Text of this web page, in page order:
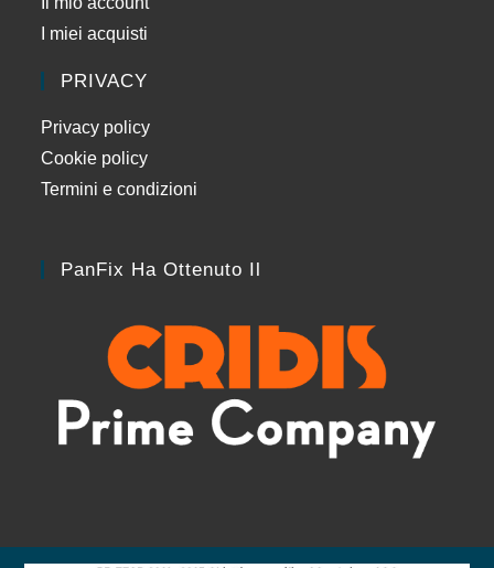
I miei acquisti
PRIVACY
Privacy policy
Cookie policy
Termini e condizioni
PanFix Ha Ottenuto Il